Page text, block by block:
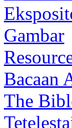
Gambar
Bacaan
The